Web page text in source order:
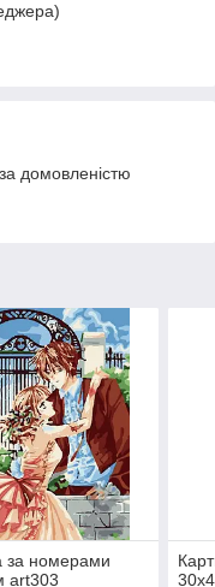
домовленістю
за номерами
art303